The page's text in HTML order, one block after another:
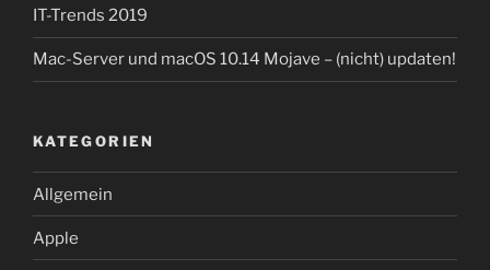
IT-Trends 2019
Mac-Server und macOS 10.14 Mojave – (nicht) updaten!
KATEGORIEN
Allgemein
Apple